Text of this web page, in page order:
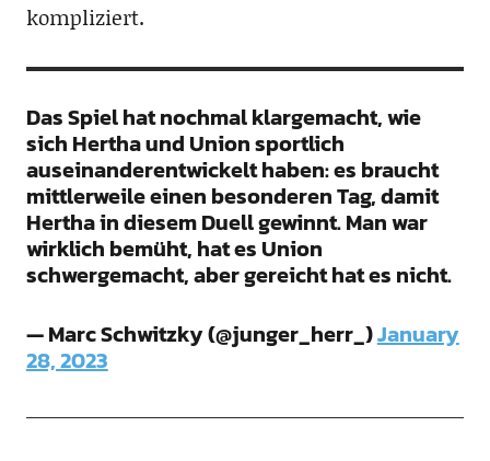
kompliziert.
Das Spiel hat nochmal klargemacht, wie
sich Hertha und Union sportlich
auseinanderentwickelt haben: es braucht
mittlerweile einen besonderen Tag, damit
Hertha in diesem Duell gewinnt. Man war
wirklich bemüht, hat es Union
schwergemacht, aber gereicht hat es nicht.
— Marc Schwitzky (@junger_herr_)January
28, 2023